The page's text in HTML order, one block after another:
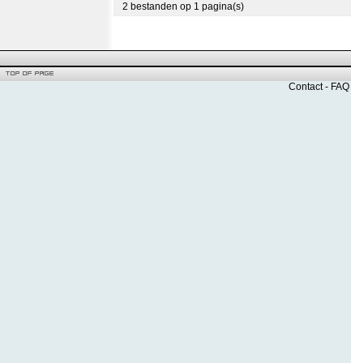
2 bestanden op 1 pagina(s)
Contact- FAQ